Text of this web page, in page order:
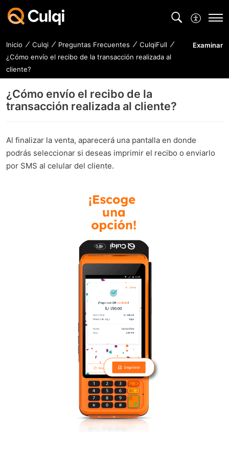
Inicio Culqi Preguntas Frecuentes
CulqiFull
¿Cómo envío el recibo de la transacción realizada al
cliente?
Examinar
¿Cómo envío el recibo de la
transacción realizada al cliente?
Al finalizar la venta, aparecerá una pantalla en donde
podrás seleccionar si deseas imprimir el recibo o enviarlo
por SMS al celular del cliente.